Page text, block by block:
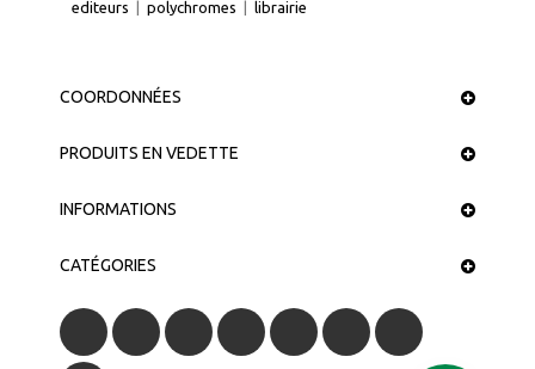
editeurs | polychromes | librairie
COORDONNÉES
PRODUITS EN VEDETTE
INFORMATIONS
CATÉGORIES